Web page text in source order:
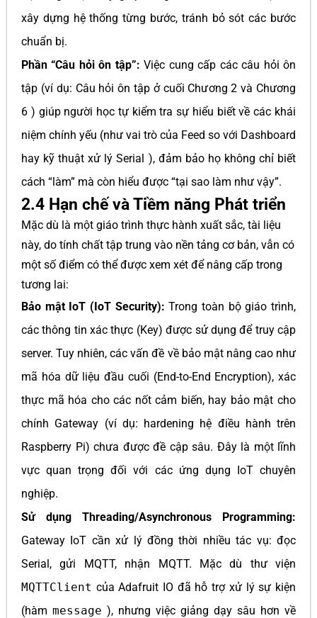
xây dựng hệ thống từng bước, tránh bỏ sót các bước
chuẩn bị.
Phần “Câu hỏi ôn tập”: Việc cung cấp các câu hỏi ôn
tập (ví dụ: Câu hỏi ôn tập ở cuối Chương 2 và Chương
6 ) giúp người học tự kiểm tra sự hiểu biết về các khái
niệm chính yếu (như vai trò của Feed so với Dashboard
hay kỹ thuật xử lý Serial ), đảm bảo họ không chỉ biết
cách “làm” mà còn hiểu được “tại sao làm như vậy”.
2.4 Hạn chế và Tiềm năng Phát triển
Mặc dù là một giáo trình thực hành xuất sắc, tài liệu
này, do tính chất tập trung vào nền tảng cơ bản, vẫn có
một số điểm có thể được xem xét để nâng cấp trong
tương lai:
Bảo mật IoT (IoT Security): Trong toàn bộ giáo trình,
các thông tin xác thực (Key) được sử dụng để truy cập
server. Tuy nhiên, các vấn đề về bảo mật nâng cao như
mã hóa dữ liệu đầu cuối (End-to-End Encryption), xác
thực mã hóa cho các nốt cảm biến, hay bảo mật cho
chính Gateway (ví dụ: hardening hệ điều hành trên
Raspberry Pi) chưa được đề cập sâu. Đây là một lĩnh
vực quan trọng đối với các ứng dụng IoT chuyên
nghiệp.
Sử dụng Threading/Asynchronous Programming:
Gateway IoT cần xử lý đồng thời nhiều tác vụ: đọc
Serial, gửi MQTT, nhận MQTT. Mặc dù thư viện
MQTTClient của Adafruit IO đã hỗ trợ xử lý sự kiện
(hàm message ), nhưng việc giảng dạy sâu hơn về